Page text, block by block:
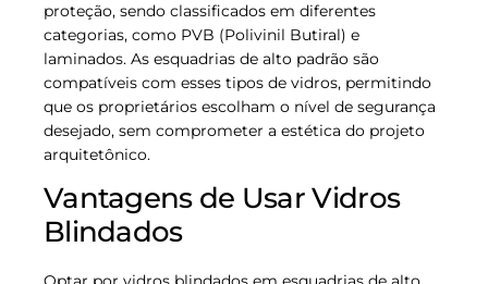
proteção, sendo classificados em diferentes
categorias, como PVB (Polivinil Butiral) e
laminados. As esquadrias de alto padrão são
compatíveis com esses tipos de vidros, permitindo
que os proprietários escolham o nível de segurança
desejado, sem comprometer a estética do projeto
arquitetônico.
Vantagens de Usar Vidros
Blindados